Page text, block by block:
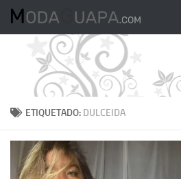
Saltar al contenido
ETIQUETADO: DULCEIDA